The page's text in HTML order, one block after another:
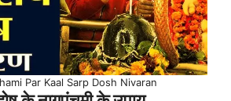
Par Kaal Sarp Dosh Nivaran